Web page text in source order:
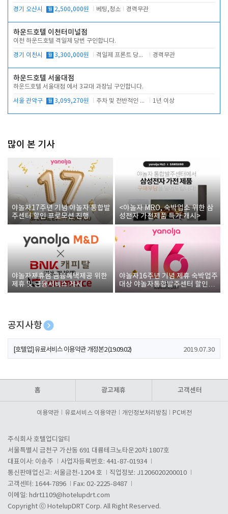
경기 오산시 월 2,500,000원 베팅,청소 경력무관
하운드호텔 이천터미널점
이천 하운드호텔 격일제 당번 구인합니다.
경기 이천시 월 3,300,000원 격일제 프론트 당번 업무로 주차 및 객실 점검 경력무관
하운드호텔 서울대점
하운드호텔 서울대점 에서 3교대 과장님 구인합니다.
서울 관악구 월 3,099,270원 주차 및 전반적인 당번업무 1년 이상
많이 본 기사
야놀자17주년 기념 야놀자 통합발
주센터 할인 프로모션 진행
<야놀자 MRO, 숙박업소 위한 삼
성전자 가전제품 특가 개시>
야놀자제휴점 금융혜택제공 위한
제휴 및 금융서비스 게시
야놀자16주년 기념 제휴 숙박업주
대상 야놀자통합발주센터 할인쿠
폰 증정
공지사항
[호텔업] 개인정보 처리방침 개정본1 (19.09.02)
[호텔업] 유료서비스 이용약관 개정본2 (19.09.02) 2019.07.30
홈 광고제휴 고객센터
이용약관 유료서비스 이용약관 개인정보처리방침 PC버전
주식회사 호텔업디알티
서울특별시 금천구 가산동 691 대륭테크노타운20차 1807호
대표이사: 이송주
사업자등록번호: 441-87-01934
통신판매업신고: 서울금천-1204 호
직업정보: J1206020200010
고객센터: 1644-7896
Fax: 02-2225-8487
이메일: hdrt1109@hotelupdrt.com
Copyright ⓒ HotelupDRT Corp. All Right Reserved.